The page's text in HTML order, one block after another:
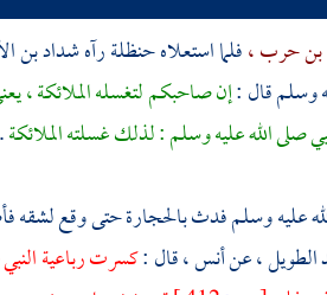
بن حرب ،فلما استعلاهحنظلةرآهشداد بن
وسلم قال :إن صاحبكم لتغسله الملائكة ،
الله عليه وسلم : لذلك غسلته الملائكة.
عليه وسلم فدث بالحجارة حتى وقع لشقه
الطويل ،عنأنس ،قال :كسرت رباعية